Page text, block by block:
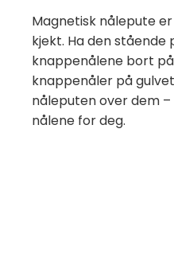
Magnetisk nålepute
kjekt. Ha den
knappenålene bort
knappenåler på
nåleputen over dem
nålene for deg.